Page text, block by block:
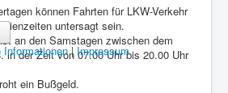
können Fahrten für LKW-Verkehr
untersagt sein.
an den Samstagen zwischen dem
in der Zeit von 07.00 Uhr bis 20.00 Uhr
ein Bußgeld.
Informationen| Impressum